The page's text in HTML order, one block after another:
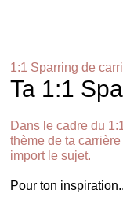
1:1 Sparring de
Ta 1:1
Dans le cadre du
thème de ta
import le sujet.
Pour ton